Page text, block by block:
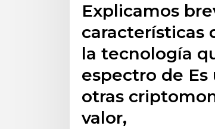
Explicamos
características
la tecnología
espectro de
otras
valor,